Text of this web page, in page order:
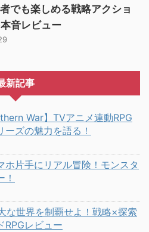
でも楽しめる戦略アクショ
音レビュー
新記事
War】TVアニメ連動RPG
ズの魅力を語る！
ホ片手にリアル冒険！モンスタ
な世界を制覇せよ！戦略×探索
RPGレビュー